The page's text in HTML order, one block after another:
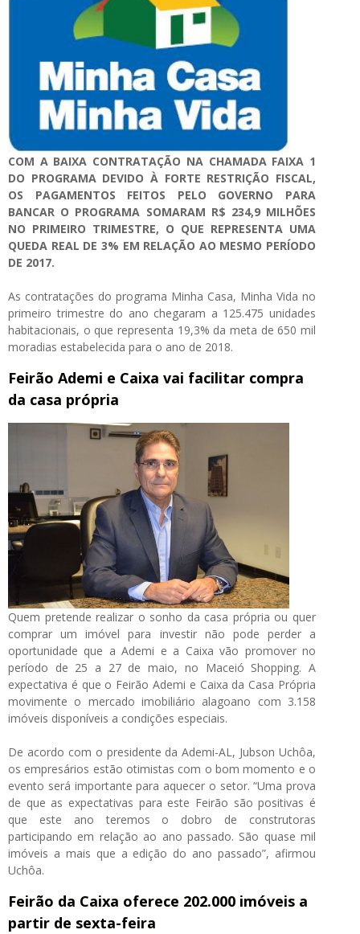
COM A BAIXA CONTRATAÇÃO NA CHAMADA FAIXA 1
DO PROGRAMA DEVIDO À FORTE RESTRIÇÃO FISCAL,
OS PAGAMENTOS FEITOS PELO GOVERNO PARA
BANCAR O PROGRAMA SOMARAM R$ 234,9 MILHÕES
NO PRIMEIRO TRIMESTRE, O QUE REPRESENTA UMA
QUEDA REAL DE 3% EM RELAÇÃO AO MESMO PERÍODO
DE 2017.
As contratações do programa Minha Casa, Minha Vida no
primeiro trimestre do ano chegaram a 125.475 unidades
habitacionais, o que representa 19,3% da meta de 650 mil
moradias estabelecida para o ano de 2018.
Feirão Ademi e Caixa vai facilitar compra
da casa própria
Quem pretende realizar o sonho da casa própria ou quer
comprar um imóvel para investir não pode perder a
oportunidade que a Ademi e a Caixa vão promover no
período de 25 a 27 de maio, no Maceió Shopping. A
expectativa é que o Feirão Ademi e Caixa da Casa Própria
movimente o mercado imobiliário alagoano com 3.158
imóveis disponíveis a condições especiais.
De acordo com o presidente da Ademi-AL, Jubson Uchôa,
os empresários estão otimistas com o bom momento e o
evento será importante para aquecer o setor. “Uma prova
de que as expectativas para este Feirão são positivas é
que este ano teremos o dobro de construtoras
participando em relação ao ano passado. São quase mil
imóveis a mais que a edição do ano passado”, afirmou
Uchôa.
Feirão da Caixa oferece 202.000 imóveis a
partir de sexta-feira